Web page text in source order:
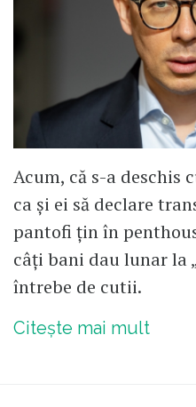
Acum, că s-a deschis
ca și ei să declare
pantofi țin în
câți bani dau lunar la
întrebe de cutii.
Citește mai mult